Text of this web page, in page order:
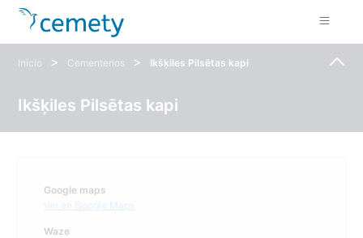
Inicio > Cementerios > Ikšķiles Pilsētas kapi
Ikšķiles Pilsētas kapi
Google maps
Ver en Google Maps
Waze